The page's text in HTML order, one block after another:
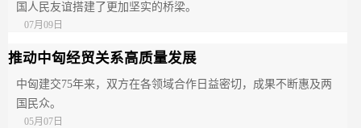
国人民友谊搭建了更加坚实的桥梁。
07月09日
推动中匈经贸关系高质量发展
中匈建交75年来，双方在各领域合作日益密切，成果不断惠及两
国民众。
05月07日